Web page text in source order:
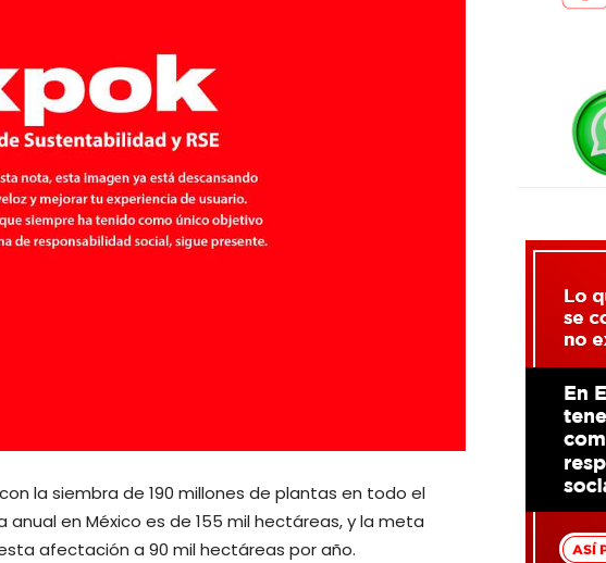
la siembra de 190 millones de plantas en todo el
en México es de 155 mil hectáreas, y la meta
afectación a 90 mil hectáreas por año.